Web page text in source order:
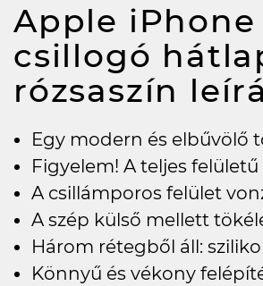
Apple
csillogó
rózsaszín
Egy modern és elbűvölő
Figyelem! A teljes
A csillámporos felület
A szép külső mellett
Három rétegből áll:
Könnyű és vékony